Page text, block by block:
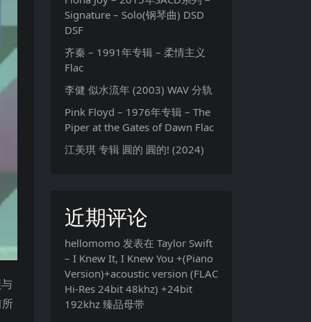
Signature – Solo(钢琴曲) DSD
DSF
齐秦 – 1991年专辑 – 柔情主义
Flac
李健 似水流年 (2003) WAV 分轨
Pink Floyd – 1976年专辑 – The
Piper at the Gates of Dawn Flac
江美琪 专辑 圓的 圓的! (2024)
近期评论
hellomomo 发表在 Taylor Swift
– I Knew It, I Knew You +(Piano
Version)+acoustic version (FLAC
Hi-Res 24bit 48khz) +24bit
192khz 臻品母带